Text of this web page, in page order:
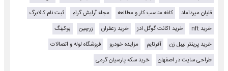
قلیان میرداماد
کافه مناسب کار و مطالعه مجله آرایش گرام
ثبت نام کالابرگ
خرید nft
خرید اکانت گوگل ادز خرید زعفران زرچین
بوکینگ
خرید پرینتر لیبل زن
آفرتایم مزایده خودرو
فروشگاه لوله و اتصالات
طراحی سایت در اصفهان
خرید سکه پارسیان گرمی